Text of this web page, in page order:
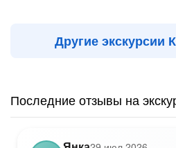
Другие экскурсии
Последние отзывы на